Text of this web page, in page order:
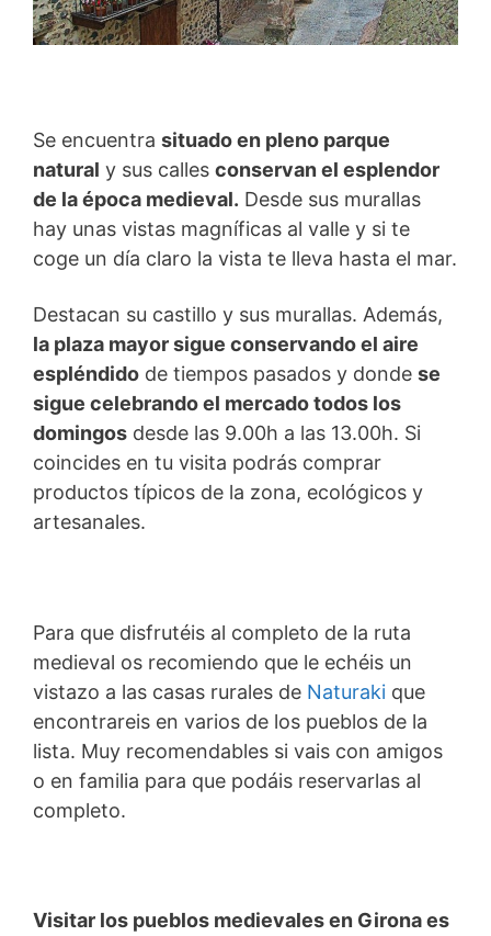
Se encuentra situado en pleno parque
natural y sus calles conservan el esplendor
de la época medieval. Desde sus murallas
hay unas vistas magníficas al valle y si te
coge un día claro la vista te lleva hasta el mar.
Destacan su castillo y sus murallas. Además,
la plaza mayor sigue conservando el aire
espléndido de tiempos pasados y donde se
sigue celebrando el mercado todos los
domingos desde las 9.00h a las 13.00h. Si
coincides en tu visita podrás comprar
productos típicos de la zona, ecológicos y
artesanales.
Para que disfrutéis al completo de la ruta
medieval os recomiendo que le echéis un
vistazo a las casas rurales de Naturaki que
encontrareis en varios de los pueblos de la
lista. Muy recomendables si vais con amigos
o en familia para que podáis reservarlas al
completo.
Visitar los pueblos medievales en Girona es